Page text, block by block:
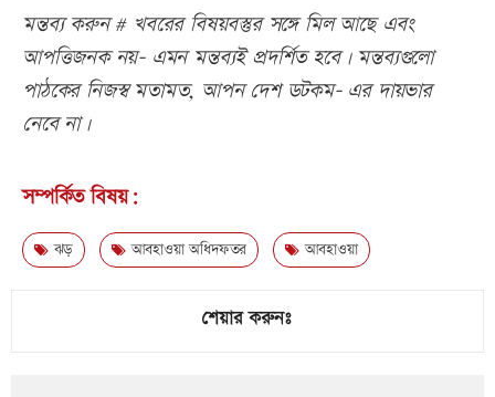
মন্তব্য করুন # খবরের বিষয়বস্তুর সঙ্গে মিল আছে এবং
আপত্তিজনক নয়- এমন মন্তব্যই প্রদর্শিত হবে। মন্তব্যগুলো
পাঠকের নিজস্ব মতামত, আপন দেশ ডটকম- এর দায়ভার
নেবে না।
সম্পর্কিত বিষয়:
ঝড় আবহাওয়া অধিদফতর আবহাওয়া
শেয়ার করুনঃ